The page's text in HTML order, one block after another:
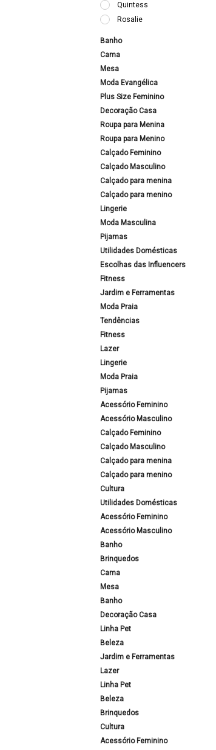
Quintess
Rosalie
Banho
Cama
Mesa
Moda Evangélica
Plus Size Feminino
Decoração Casa
Roupa para Menina
Roupa para Menino
Calçado Feminino
Calçado Masculino
Calçado para menina
Calçado para menino
Lingerie
Moda Masculina
Pijamas
Utilidades Domésticas
Escolhas das Influencers
Fitness
Jardim e Ferramentas
Moda Praia
Tendências
Fitness
Lazer
Lingerie
Moda Praia
Pijamas
Acessório Feminino
Acessório Masculino
Calçado Feminino
Calçado Masculino
Calçado para menina
Calçado para menino
Cultura
Utilidades Domésticas
Acessório Feminino
Acessório Masculino
Banho
Brinquedos
Cama
Mesa
Banho
Decoração Casa
Linha Pet
Beleza
Jardim e Ferramentas
Lazer
Linha Pet
Beleza
Brinquedos
Cultura
Acessório Feminino